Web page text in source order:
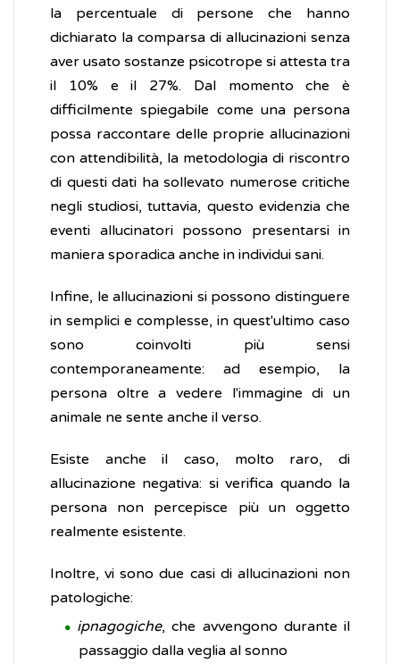
la percentuale di persone che hanno
dichiarato la comparsa di allucinazioni senza
aver usato sostanze psicotrope si attesta tra
il 10% e il 27%. Dal momento che è
difficilmente spiegabile come una persona
possa raccontare delle proprie allucinazioni
con attendibilità, la metodologia di riscontro
di questi dati ha sollevato numerose critiche
negli studiosi, tuttavia, questo evidenzia che
eventi allucinatori possono presentarsi in
maniera sporadica anche in individui sani.
Infine, le allucinazioni si possono distinguere
in semplici e complesse, in quest'ultimo caso
sono coinvolti più sensi
contemporaneamente: ad esempio, la
persona oltre a vedere l'immagine di un
animale ne sente anche il verso.
Esiste anche il caso, molto raro, di
allucinazione negativa: si verifica quando la
persona non percepisce più un oggetto
realmente esistente.
Inoltre, vi sono due casi di allucinazioni non
patologiche:
ipnagogiche, che avvengono durante il
passaggio dalla veglia al sonno